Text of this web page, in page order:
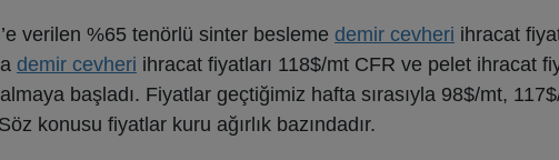
verilen %65 tenörlü sinter besleme demir cevheri ihracat
demir cevheri ihracat fiyatları 118$/mt CFR ve pelet ihracat
başladı. Fiyatlar geçtiğimiz hafta sırasıyla 98$/mt,
konusu fiyatlar kuru ağırlık bazındadır.